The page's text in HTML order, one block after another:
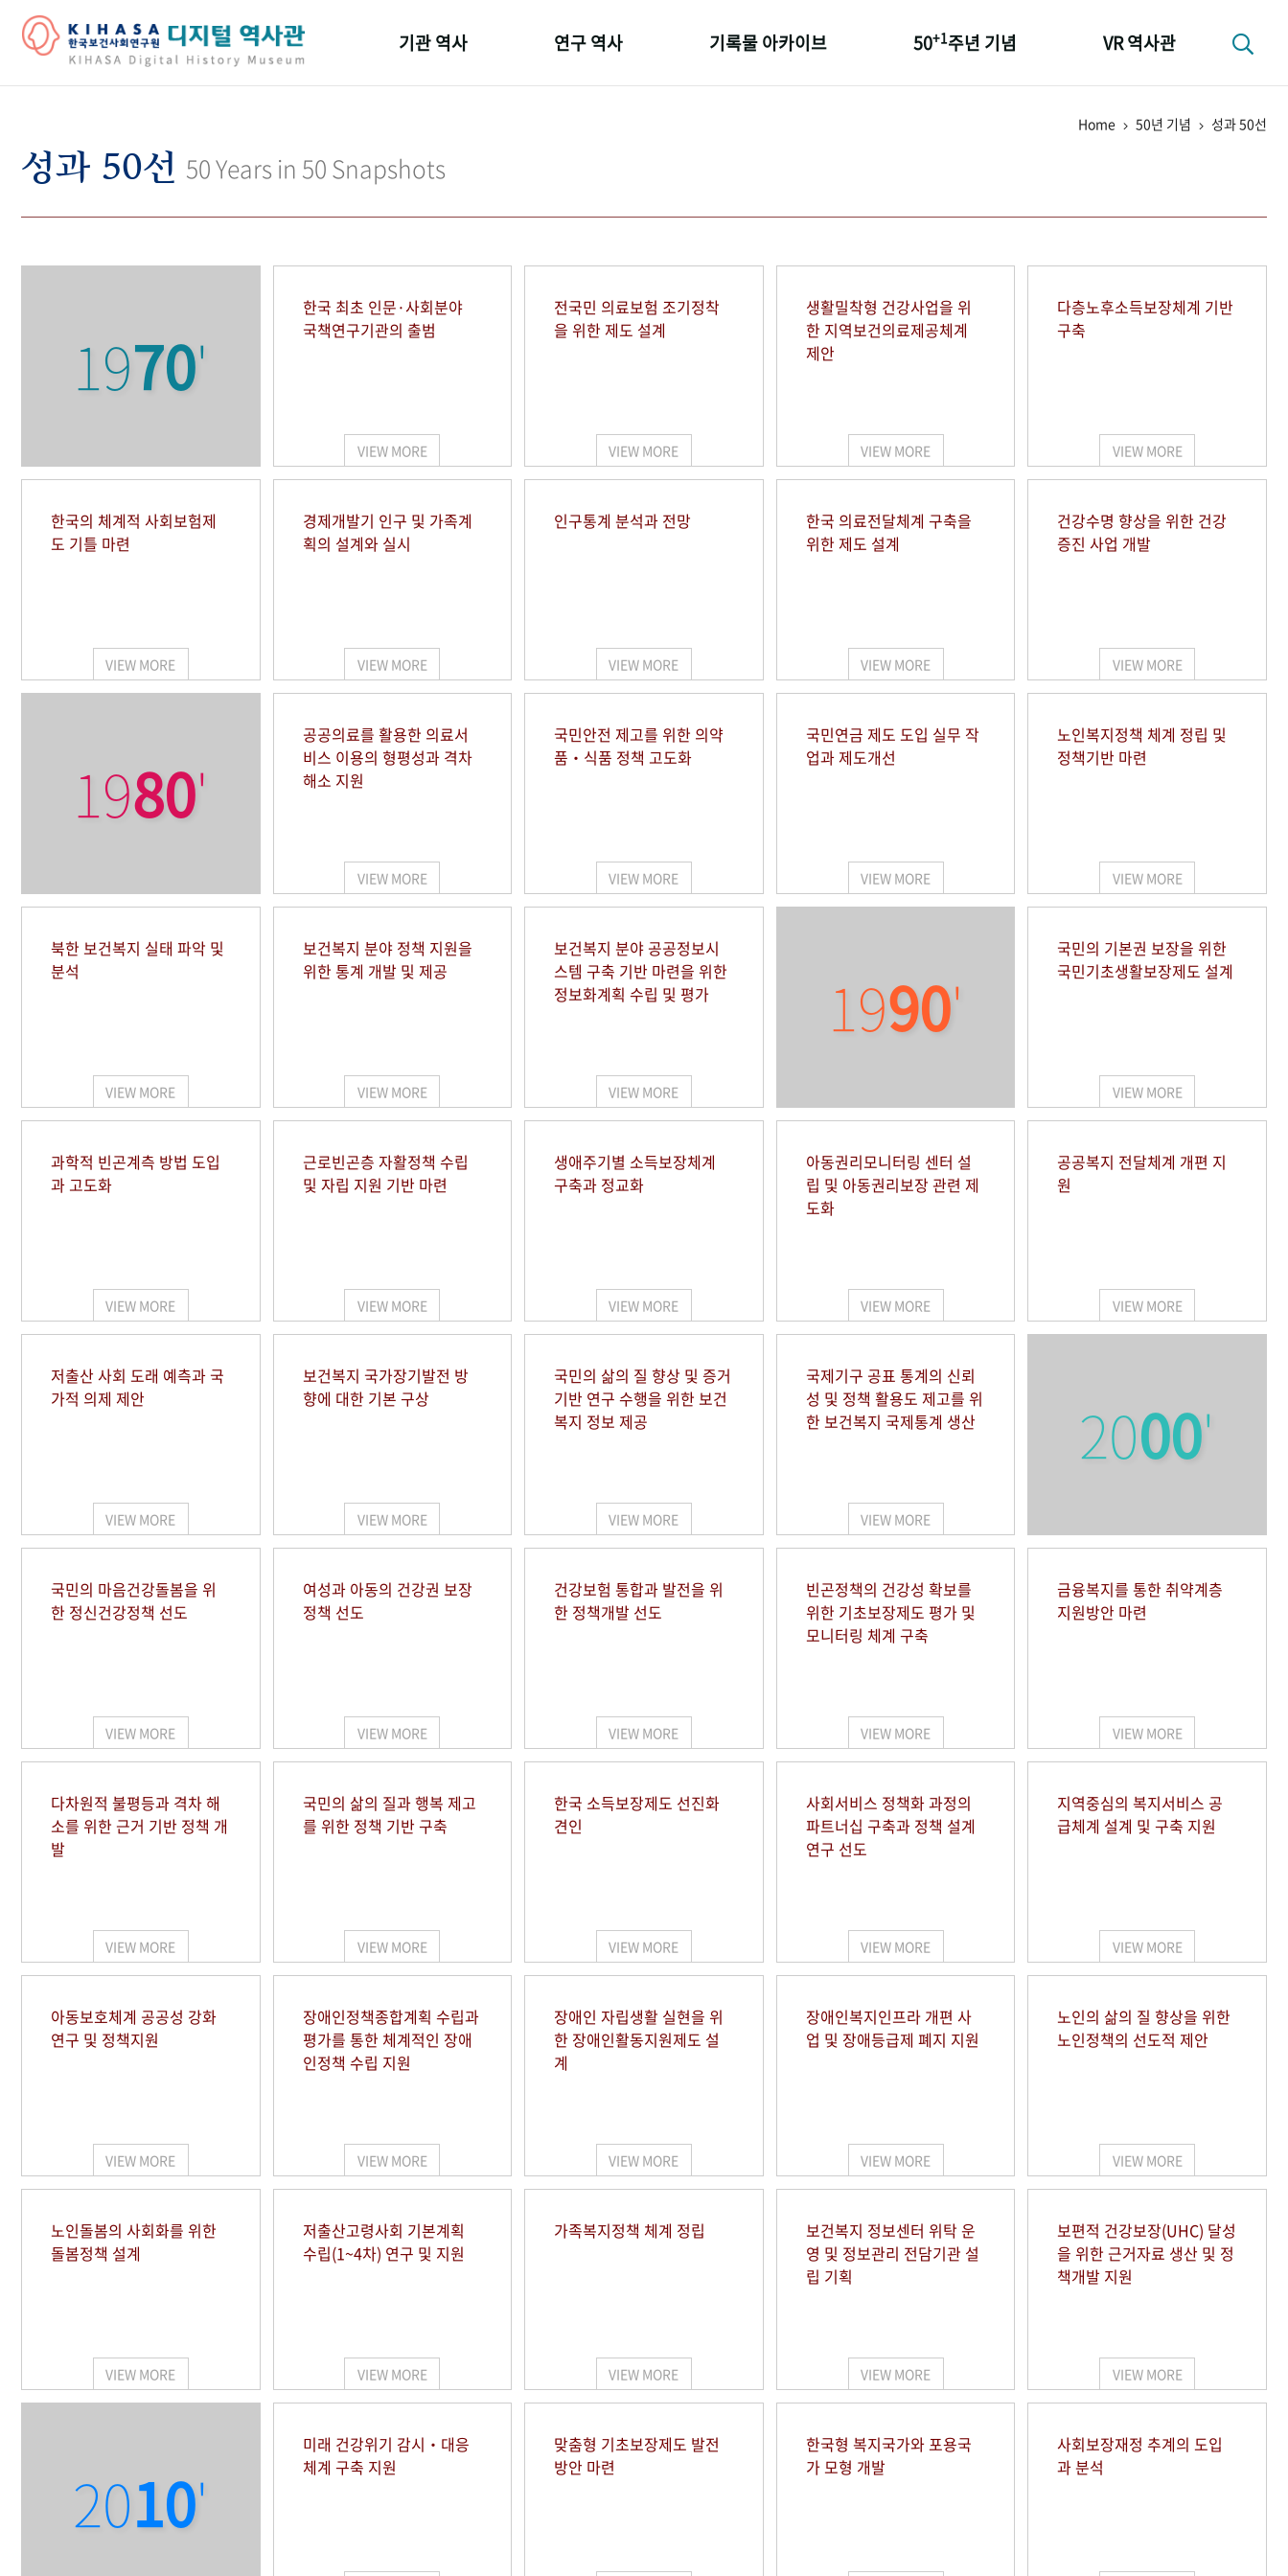
기관 역사
기관 변천사
연구 역사 기록물 아카이브 50+1주년 기념 VR 역사관
Home 50년 기념 성과 50선
성과 50선 50 Years in 50 Snapshots
1970'
한국 최초 인문·사회분야
국책연구기관의 출범
VIEW MORE
전국민 의료보험 조기정착
을 위한 제도 설계
VIEW MORE
생활밀착형 건강사업을 위
한 지역보건의료제공체계
제안
VIEW MORE
다층노후소득보장체계 기반
구축
VIEW MORE
한국의 체계적 사회보험제
도 기틀 마련
VIEW MORE
경제개발기 인구 및 가족계
획의 설계와 실시
VIEW MORE
인구통계 분석과 전망
VIEW MORE
한국 의료전달체계 구축을
위한 제도 설계
VIEW MORE
건강수명 향상을 위한 건강
증진 사업 개발
VIEW MORE
1980'
공공의료를 활용한 의료서
비스 이용의 형평성과 격차
해소 지원
VIEW MORE
국민안전 제고를 위한 의약
품‧식품 정책 고도화
VIEW MORE
국민연금 제도 도입 실무 작
업과 제도개선
VIEW MORE
노인복지정책 체계 정립 및
정책기반 마련
VIEW MORE
북한 보건복지 실태 파악 및
분석
VIEW MORE
보건복지 분야 정책 지원을
위한 통계 개발 및 제공
VIEW MORE
보건복지 분야 공공정보시
스템 구축 기반 마련을 위한
정보화계획 수립 및 평가
VIEW MORE
1990'
국민의 기본권 보장을 위한
국민기초생활보장제도 설계
VIEW MORE
과학적 빈곤계측 방법 도입
과 고도화
VIEW MORE
근로빈곤층 자활정책 수립
및 자립 지원 기반 마련
VIEW MORE
생애주기별 소득보장체계
구축과 정교화
VIEW MORE
아동권리모니터링 센터 설
립 및 아동권리보장 관련 제
도화
VIEW MORE
공공복지 전달체계 개편 지
원
VIEW MORE
저출산 사회 도래 예측과 국
가적 의제 제안
VIEW MORE
보건복지 국가장기발전 방
향에 대한 기본 구상
VIEW MORE
국민의 삶의 질 향상 및 증거
기반 연구 수행을 위한 보건
복지 정보 제공
VIEW MORE
국제기구 공표 통계의 신뢰
성 및 정책 활용도 제고를 위
한 보건복지 국제통계 생산
VIEW MORE
2000'
국민의 마음건강돌봄을 위
한 정신건강정책 선도
VIEW MORE
여성과 아동의 건강권 보장
정책 선도
VIEW MORE
건강보험 통합과 발전을 위
한 정책개발 선도
VIEW MORE
빈곤정책의 건강성 확보를
위한 기초보장제도 평가 및
모니터링 체계 구축
VIEW MORE
금융복지를 통한 취약계층
지원방안 마련
VIEW MORE
다차원적 불평등과 격차 해
소를 위한 근거 기반 정책 개
발
VIEW MORE
국민의 삶의 질과 행복 제고
를 위한 정책 기반 구축
VIEW MORE
한국 소득보장제도 선진화
견인
VIEW MORE
사회서비스 정책화 과정의
파트너십 구축과 정책 설계
연구 선도
VIEW MORE
지역중심의 복지서비스 공
급체계 설계 및 구축 지원
VIEW MORE
아동보호체계 공공성 강화
연구 및 정책지원
VIEW MORE
장애인정책종합계획 수립과
평가를 통한 체계적인 장애
인정책 수립 지원
VIEW MORE
장애인 자립생활 실현을 위
한 장애인활동지원제도 설
계
VIEW MORE
장애인복지인프라 개편 사
업 및 장애등급제 폐지 지원
VIEW MORE
노인의 삶의 질 향상을 위한
노인정책의 선도적 제안
VIEW MORE
노인돌봄의 사회화를 위한
돌봄정책 설계
VIEW MORE
저출산고령사회 기본계획
수립(1~4차) 연구 및 지원
VIEW MORE
가족복지정책 체계 정립
VIEW MORE
보건복지 정보센터 위탁 운
영 및 정보관리 전담기관 설
립 기획
VIEW MORE
보편적 건강보장(UHC) 달성
을 위한 근거자료 생산 및 정
책개발 지원
VIEW MORE
2010'
미래 건강위기 감시‧대응
체계 구축 지원
맞춤형 기초보장제도 발전
방안 마련
한국형 복지국가와 포용국
가 모형 개발
사회보장재정 추계의 도입
과 분석